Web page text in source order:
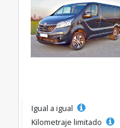
Igual a igual
Kilometraje limitado